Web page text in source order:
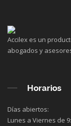
Accilex es un
abogados y
Horarios
Días abiertos:
Lunes a Viernes de